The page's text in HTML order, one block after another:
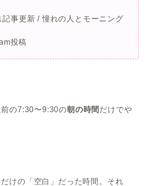
事更新 / 憧れの人とモーニング
投稿
の7:30〜9:30の朝の時間 だけでや
けの「空白」だった時間。それ